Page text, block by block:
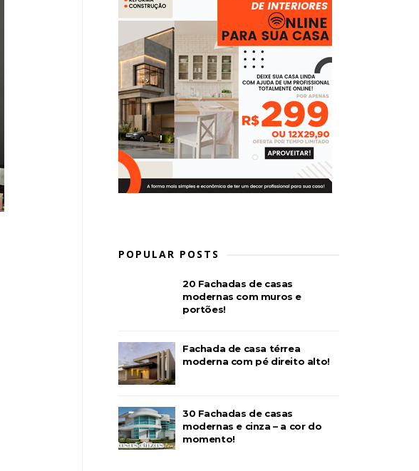
POPULAR POSTS
20 Fachadas de casas
modernas com muros e
portões!
Fachada de casa térrea
moderna com pé direito alto!
30 Fachadas de casas
modernas e cinza – a cor do
momento!